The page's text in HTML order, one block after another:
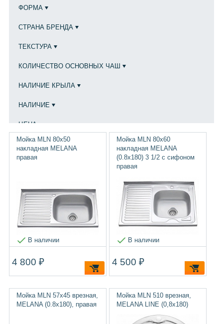
ФОРМА
СТРАНА БРЕНДА
ТЕКСТУРА
КОЛИЧЕСТВО ОСНОВНЫХ ЧАШ
НАЛИЧИЕ КРЫЛА
НАЛИЧИЕ
ЦЕНА
Очистить фильтр
Мойка MLN 80х50
накладная MELANA
правая
В наличии
4 800 ₽
Мойка MLN 80х60
накладная MELANA
(0.8х180) 3 1/2 с сифоном
правая
В наличии
4 500 ₽
Мойка MLN 57х45 врезная,
MELANA (0.8х180), правая
Мойка MLN 510 врезная,
MELANA LINE (0,8х180)